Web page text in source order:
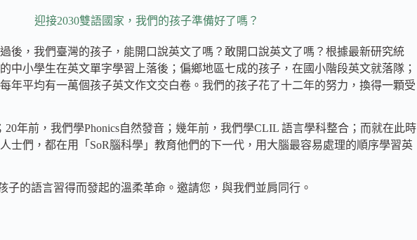
迎接2030雙語國家，我們的孩子準備好了嗎？
後，我們臺灣的孩子，能開口說英文了嗎？敢開口說英文了嗎？根據最新研究統
中小學生在英文單字學習上落後；偏鄉地區七成的孩子，在國小階段英文就落隊；
年平均有一萬個孩子英文作文交白卷。我們的孩子花了十二年的努力，換得一顆受
年前，我們學Phonics自然發音；幾年前，我們學CLIL 語言學科整合；而就在此時
士們，都在用「SoR腦科學」教育他們的下一代，用大腦最容易處理的順序學習英
子的語言習得而發起的溫柔革命。邀請您，與我們並肩同行。